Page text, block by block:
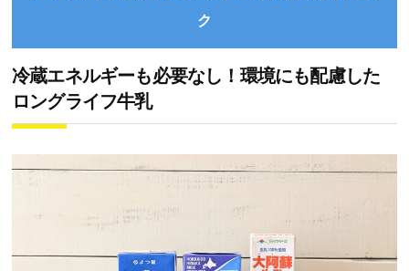
ク
冷蔵エネルギーも必要なし！環境にも配慮した
ロングライフ牛乳